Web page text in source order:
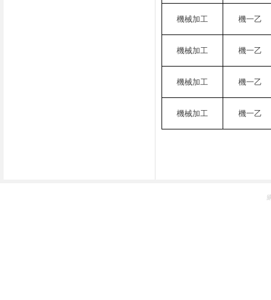
機械加工 機一乙
機械加工 機一乙
機械加工 機一乙
機械加工 機一乙